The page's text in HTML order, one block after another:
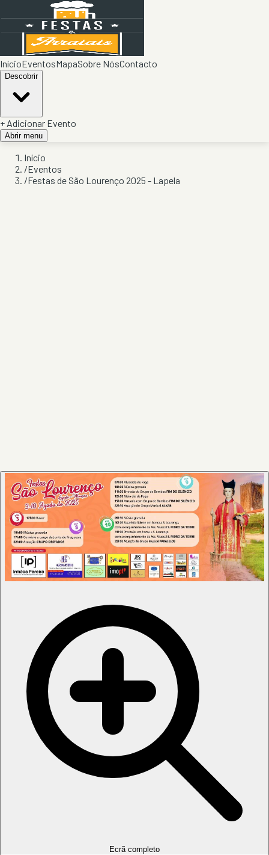
InícioEventosMapaSobre NósContacto
Descobrir
+ Adicionar Evento
Abrir menu
Início
/Eventos
/Festas de São Lourenço 2025 - Lapela
Ecrã completo